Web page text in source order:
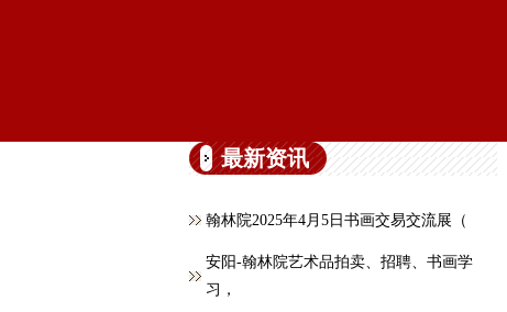
最新资讯
翰林院2025年4月5日书画交易交流展（
安阳-翰林院艺术品拍卖、招聘、书画学
习，